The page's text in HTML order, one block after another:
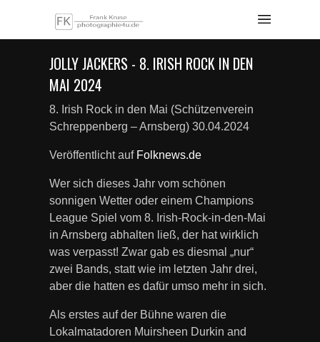
JOLLY JACKERS - 8. IRISH ROCK IN DEN
MAI 2024
8. Irish Rock in den Mai (Schützenverein
Schreppenberg – Arnsberg) 30.04.2024
Veröffentlicht auf Folknews.de
Wer sich dieses Jahr vom schönen
sonnigen Wetter oder einem Champions
League Spiel vom 8. Irish-Rock-in-den-Mai
in Arnsberg abhalten ließ, der hat wirklich
was verpasst! Zwar gab es diesmal „nur“
zwei Bands, statt wie im letzten Jahr drei,
aber die hatten es dafür umso mehr in sich.
Als erstes auf der Bühne waren die
Lokalmatadoren Muirsheen Durkin and